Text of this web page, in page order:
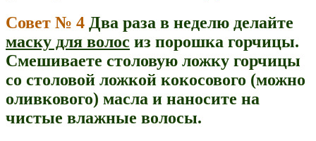
Совет № 4 Два раза в неделю делайте
маску для волос из порошка горчицы.
Смешиваете столовую ложку горчицы
со столовой ложкой кокосового (можно
оливкового) масла и наносите на
чистые влажные волосы.